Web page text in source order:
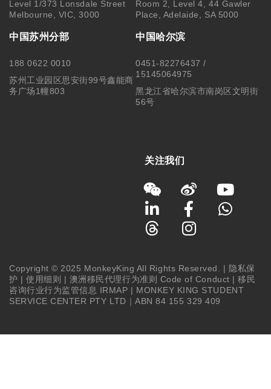
Level 1/373 Lonsdale Street
Melbourne, VIC, 3000
Room 2, Level 4, 44 Gawler
Place, Adelaide, SA 5000
中国苏州分部
188 0622 0010
苏州工业园区思安街99号鑫能商
务广场1幢803
中国哈尔滨
0451-82276437 /
15145064975
黑龙江省哈尔滨市南岗区文明街
56号
关注我们
Copyright © 2025 MonkeyKing All Rights Reserved. | 隐私保
护 |使用细则 | 澳洲移民代理行为准则 Code of Conduct |移民
咨询行业行为监管信息 IRMAP | MONKEY KING STUDENT
SERVICE CENTER PTY LTD｜ABN 84 155 329 409